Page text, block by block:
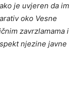
je uvjeren da im
oko Vesne
zavrzlamama i
njezine javne